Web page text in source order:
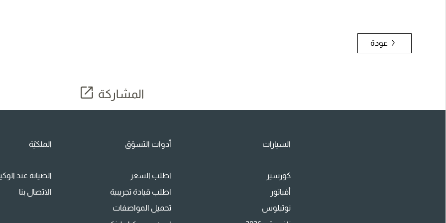
عودة
المشاركة
السيارات
كورسير
أفياتور
نوتيلوس
أدوات التسوّق
اطلب السعر
اطلب قيادة تجريبية
تحميل المواصفات
الملكيّة
الصيانة عند
الاتصال بنا